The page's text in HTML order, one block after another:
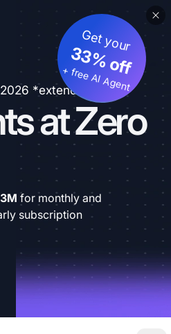
*extended
at Zero
Get your
33% off
+ free AI Agent
for monthly and
subscription